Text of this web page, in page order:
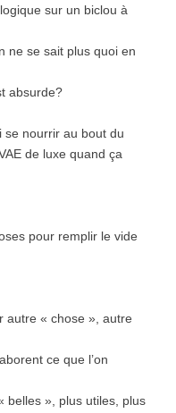
sur un biclou à
ne se sait plus quoi en
absurde?
se nourrir au bout du
de luxe quand ça
pour remplir le vide
autre « chose », autre
ce que l’on
belles », plus utiles, plus